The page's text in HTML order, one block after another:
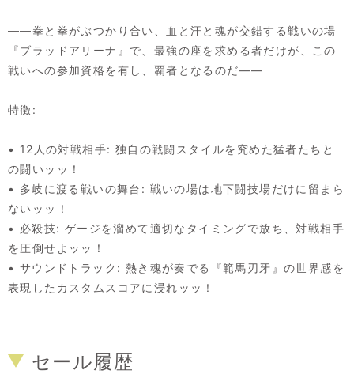
――拳と拳がぶつかり合い、血と汗と魂が交錯する戦いの場
『ブラッドアリーナ』で、最強の座を求める者だけが、この
戦いへの参加資格を有し、覇者となるのだ――
特徴:
• 12人の対戦相手: 独自の戦闘スタイルを究めた猛者たちと
の闘いッッ！
• 多岐に渡る戦いの舞台: 戦いの場は地下闘技場だけに留まら
ないッッ！
• 必殺技: ゲージを溜めて適切なタイミングで放ち、対戦相手
を圧倒せよッッ！
• サウンドトラック: 熱き魂が奏でる『範馬刃牙』の世界感を
表現したカスタムスコアに浸れッッ！
セール履歴